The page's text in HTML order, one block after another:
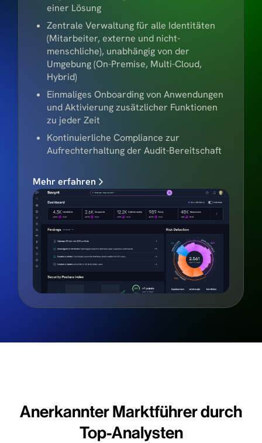
einer Lösung
Zentrale Verwaltung für alle Identitäten
(Mitarbeiter, externe und nicht-
menschliche), unabhängig von der
Umgebung (On-Premise, Multi-Cloud,
Hybrid)
Einmaliges Onboarding von Anwendungen
und Aktivierung zusätzlicher Funktionen
zu jeder Zeit
Kontinuierliche Compliance zur
Aufrechterhaltung der Audit-Bereitschaft
Mehr erfahren
Anerkannter Marktführer durch
Top-Analysten